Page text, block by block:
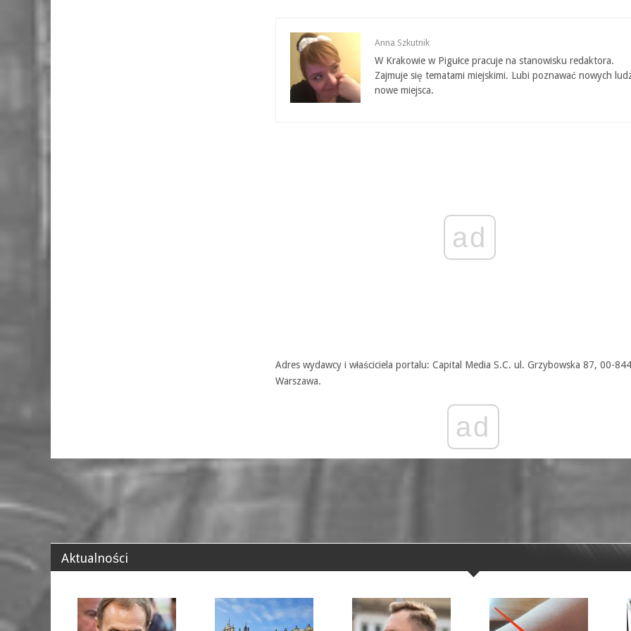
Anna Szkutnik
W Krakowie w Pigułce pracuje na stanowisku redaktora.
Zajmuje się tematami miejskimi. Lubi poznawać nowych
nowe miejsca.
ad
Adres wydawcy i właściciela portalu: Capital Media S.C. ul. Grzybowska 87, 00-844
Warszawa.
ad
Aktualności